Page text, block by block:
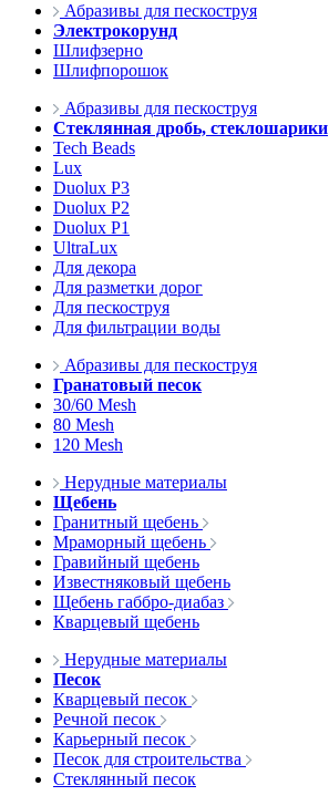
Абразивы для пескоструя
Электрокорунд
Шлифзерно
Шлифпорошок
Абразивы для пескоструя
Стеклянная дробь, стеклошарики
Tech Beads
Lux
Duolux P3
Duolux P2
Duolux P1
UltraLux
Для декора
Для разметки дорог
Для пескоструя
Для фильтрации воды
Абразивы для пескоструя
Гранатовый песок
30/60 Mesh
80 Mesh
120 Mesh
Нерудные материалы
Щебень
Гранитный щебень
Мраморный щебень
Гравийный щебень
Известняковый щебень
Щебень габбро-диабаз
Кварцевый щебень
Нерудные материалы
Песок
Кварцевый песок
Речной песок
Карьерный песок
Песок для строительства
Стеклянный песок